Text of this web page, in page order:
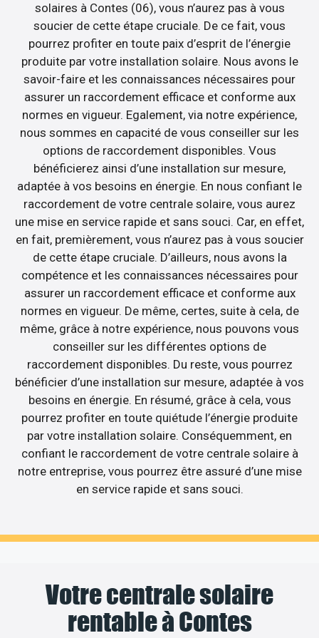
solaires à Contes (06), vous n’aurez pas à vous
soucier de cette étape cruciale. De ce fait, vous
pourrez profiter en toute paix d’esprit de l’énergie
produite par votre installation solaire. Nous avons le
savoir-faire et les connaissances nécessaires pour
assurer un raccordement efficace et conforme aux
normes en vigueur. Egalement, via notre expérience,
nous sommes en capacité de vous conseiller sur les
options de raccordement disponibles. Vous
bénéficierez ainsi d’une installation sur mesure,
adaptée à vos besoins en énergie. En nous confiant le
raccordement de votre centrale solaire, vous aurez
une mise en service rapide et sans souci. Car, en effet,
en fait, premièrement, vous n’aurez pas à vous soucier
de cette étape cruciale. D’ailleurs, nous avons la
compétence et les connaissances nécessaires pour
assurer un raccordement efficace et conforme aux
normes en vigueur. De même, certes, suite à cela, de
même, grâce à notre expérience, nous pouvons vous
conseiller sur les différentes options de
raccordement disponibles. Du reste, vous pourrez
bénéficier d’une installation sur mesure, adaptée à vos
besoins en énergie. En résumé, grâce à cela, vous
pourrez profiter en toute quiétude l’énergie produite
par votre installation solaire. Conséquemment, en
confiant le raccordement de votre centrale solaire à
notre entreprise, vous pourrez être assuré d’une mise
en service rapide et sans souci.
Votre centrale solaire
rentable à Contes